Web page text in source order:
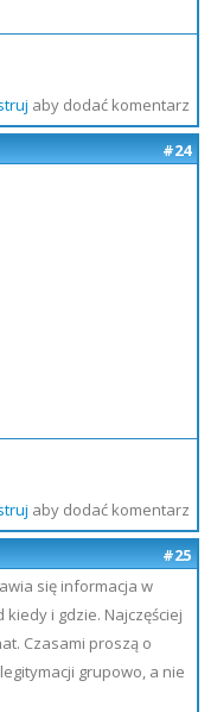
aby dodać komentarz
#24
aby dodać komentarz
#25
się informacja w
kiedy i gdzie. Najczęściej
Czasami proszą o
grupowo, a nie